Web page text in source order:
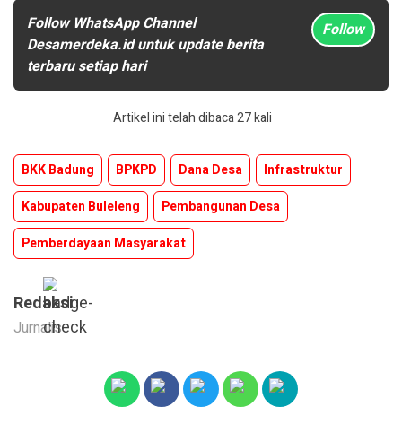
Follow WhatsApp Channel
Desamerdeka.id untuk update berita
terbaru setiap hari
Follow
Artikel ini telah dibaca 27 kali
BKK Badung BPKPD Dana Desa
Infrastruktur
Kabupaten Buleleng
Pembangunan Desa
Pemberdayaan Masyarakat
Redaksi
Jurnalis